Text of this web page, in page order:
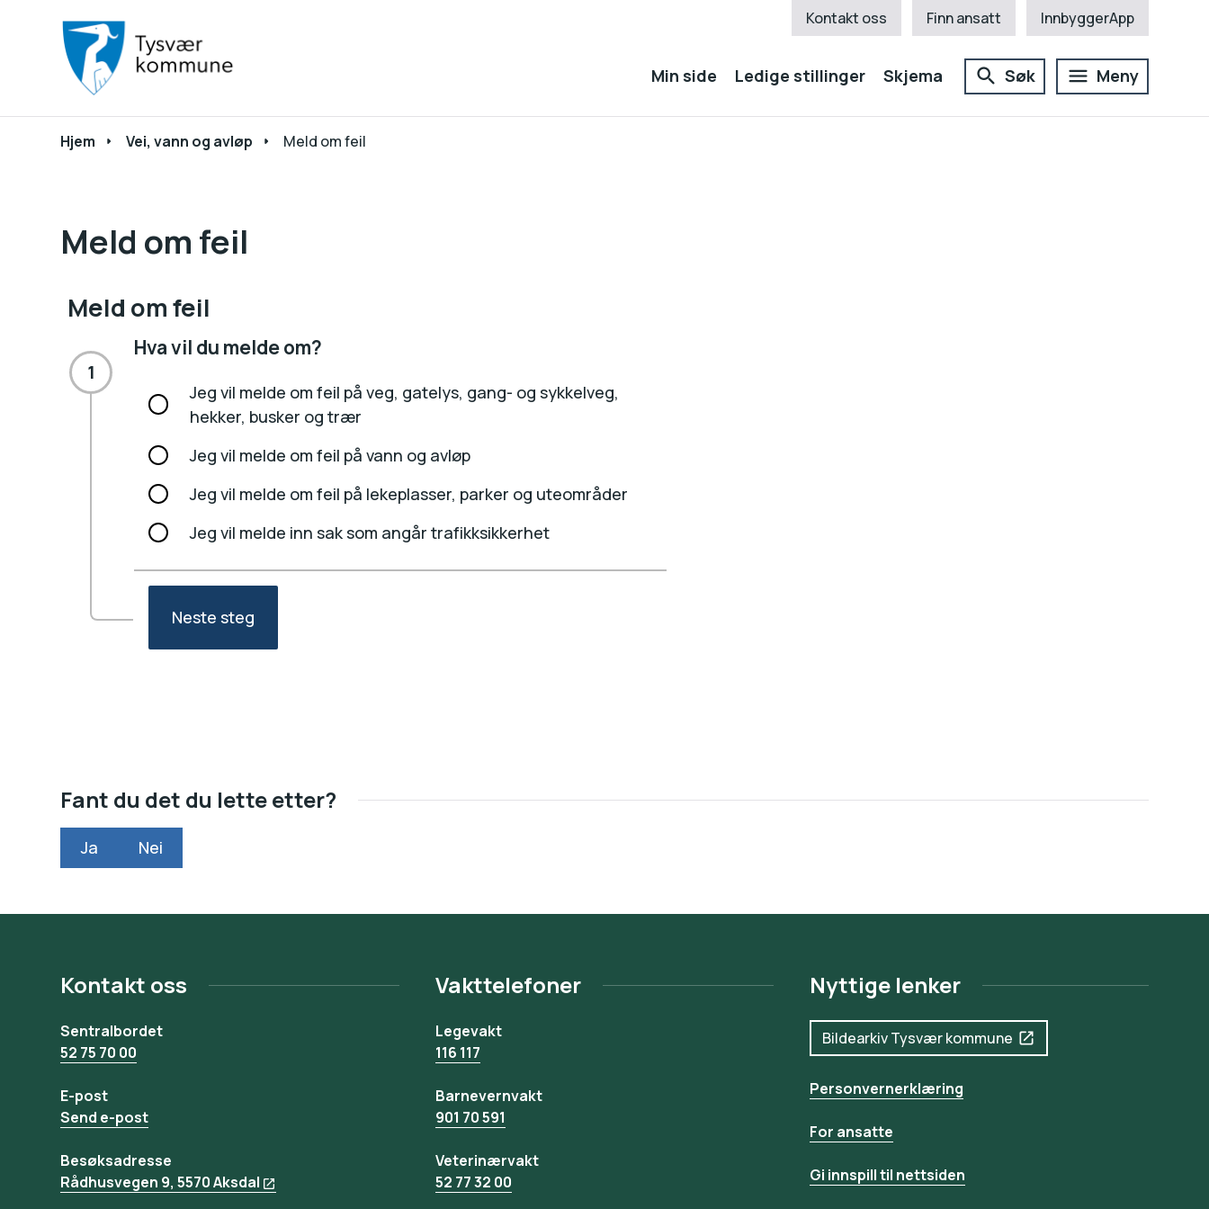
Kontakt oss Finn ansatt InnbyggerApp
Min side Ledige stillinger Skjema Søk Meny
Du er her:
Hjem Vei, vann og avløp Meld om feil
Meld om feil
Meld om feil
Steg 1 Hva vil du melde om?
Hva vil du melde om?
Jeg vil melde om feil på veg, gatelys, gang- og sykkelveg,
hekker, busker og trær
Jeg vil melde om feil på vann og avløp
Jeg vil melde om feil på lekeplasser, parker og uteområder
Jeg vil melde inn sak som angår trafikksikkerhet
Neste steg
Fant du det du lette etter?
Ja Nei
Kontakt oss
Sentralbordet
52 75 70 00
E-post
Send e-post
Besøksadresse
Rådhusvegen 9, 5570 Aksdal
Vakttelefoner
Legevakt
116 117
Barnevernvakt
901 70 591
Veterinærvakt
52 77 32 00
Nyttige lenker
Bildearkiv Tysvær kommune
Personvernerklæring
For ansatte
Gi innspill til nettsiden